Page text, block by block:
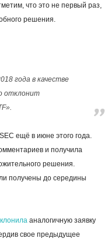
что это не первый раз,
решения.
года в качестве
отклонит
ещё в июне этого года.
и получила
решения.
получены до середины
аналогичную заявку
свое предыдущее